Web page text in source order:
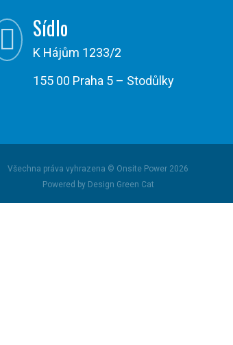
 Sídlo
K Hájům 1233/2
155 00 Praha 5 – Stodůlky
Všechna práva vyhrazena © Onsite Power 2026
Powered by Design Green Cat